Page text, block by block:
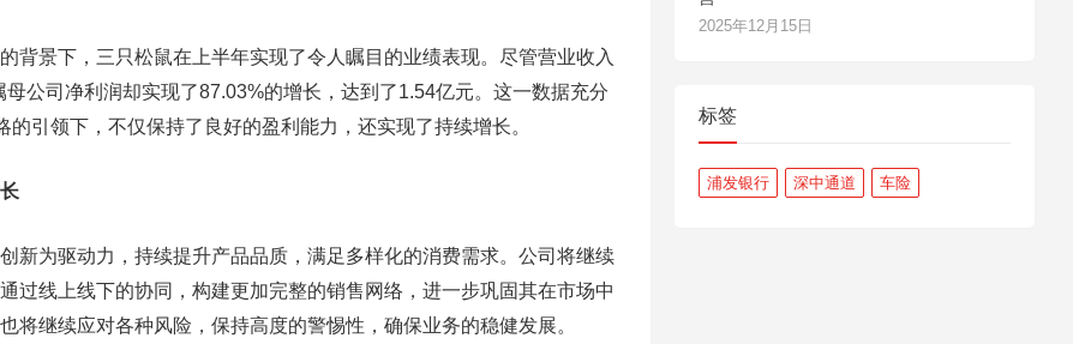
背景下，三只松鼠在上半年实现了令人瞩目的业绩表现。尽管营业收入
公司净利润却实现了87.03%的增长，达到了1.54亿元。这一数据充分
的引领下，不仅保持了良好的盈利能力，还实现了持续增长。
新为驱动力，持续提升产品品质，满足多样化的消费需求。公司将继续
过线上线下的协同，构建更加完整的销售网络，进一步巩固其在市场中
将继续应对各种风险，保持高度的警惕性，确保业务的稳健发展。
2025年12月15日
标签
浦发银行 深中通道 车险